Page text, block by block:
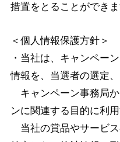
措置をとることができま
＜個人情報保護方針＞
・当社は、キャンペー
情報を、当選者の選定、
キャンペーン事務局
ンに関連する目的に利用
当社の賞品やサービ